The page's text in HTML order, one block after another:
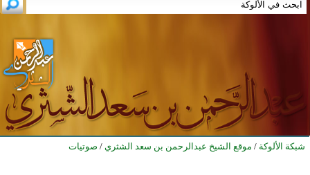
شبكة الألوكة / موقع الشيخ عبدالرحمن بن سعد الشثري / صوتيات